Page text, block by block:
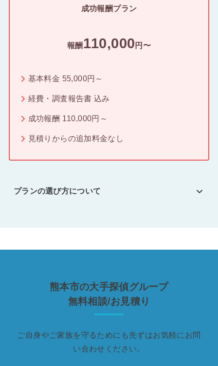
成功報酬プラン
報酬 110,000 円〜
基本料金 55,000円～
経費・調査報告書 込み
成功報酬 110,000円～
見積りからの追加料金なし
プランの選び方について
熊本市の大手探偵グループ
無料相談/お見積り
ご自身やご家族を守るためにも先ずはお気軽にお問
い合わせください。